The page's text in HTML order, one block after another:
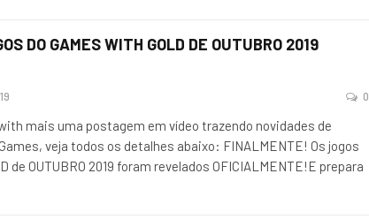
DO GAMES WITH GOLD DE OUTUBRO 2019
0
mais uma postagem em vídeo trazendo novidades de
veja todos os detalhes abaixo: FINALMENTE! Os jogos
de OUTUBRO 2019 foram revelados OFICIALMENTE!E prepara